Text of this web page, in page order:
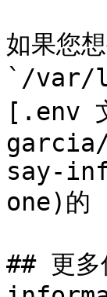
如果您
`/var/
[.env
say-
one)的
## 更